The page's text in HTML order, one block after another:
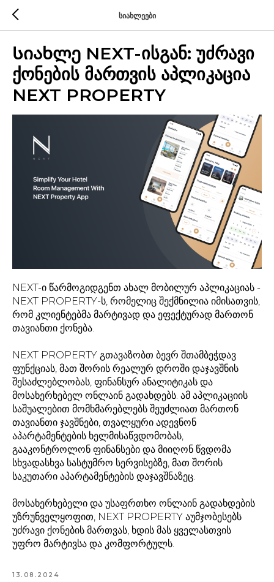
სიახლეები
Სიახლე NEXT-ისგან: უძრავი
ქონების მართვის აპლიკაცია
NEXT PROPERTY
NEXT-ი წარმოგიდგენთ ახალ მობილურ აპლიკაციას -
NEXT PROPERTY-ს, რომელიც შექმნილია იმისათვის,
რომ კლიენტებმა მარტივად და ეფექტურად მართონ
თავიანთი ქონება.
NEXT PROPERTY გთავაზობთ ბევრ შთამბეჭდავ
ფუნქციას, მათ შორის რეალურ დროში დაჯავშნის
შესაძლებლობას, ფინანსურ ანალიტიკას და
მოსახერხებელ ონლაინ გადახდებს. ამ აპლიკაციის
საშუალებით მომხმარებლებს შეუძლიათ მართონ
თავიანთი ჯავშნები, თვალყური ადევნონ
აპარტამენტების ხელმისაწვდომობას,
გააკონტროლონ ფინანსები და მიიღონ წვდომა
სხვადასხვა სასტუმრო სერვისებზე, მათ შორის
საკუთარი აპარტამენტების დაჯავშნაზეც.
მოსახერხებელი და უსაფრთხო ონლაინ გადახდების
უზრუნველყოფით, NEXT PROPERTY აუმჯობესებს
უძრავი ქონების მართვას, ხდის მას ყველასთვის
უფრო მარტივსა და კომფორტულს.
13.08.2024